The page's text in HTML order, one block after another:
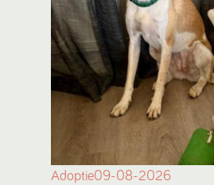
Adoptie09-08-2026